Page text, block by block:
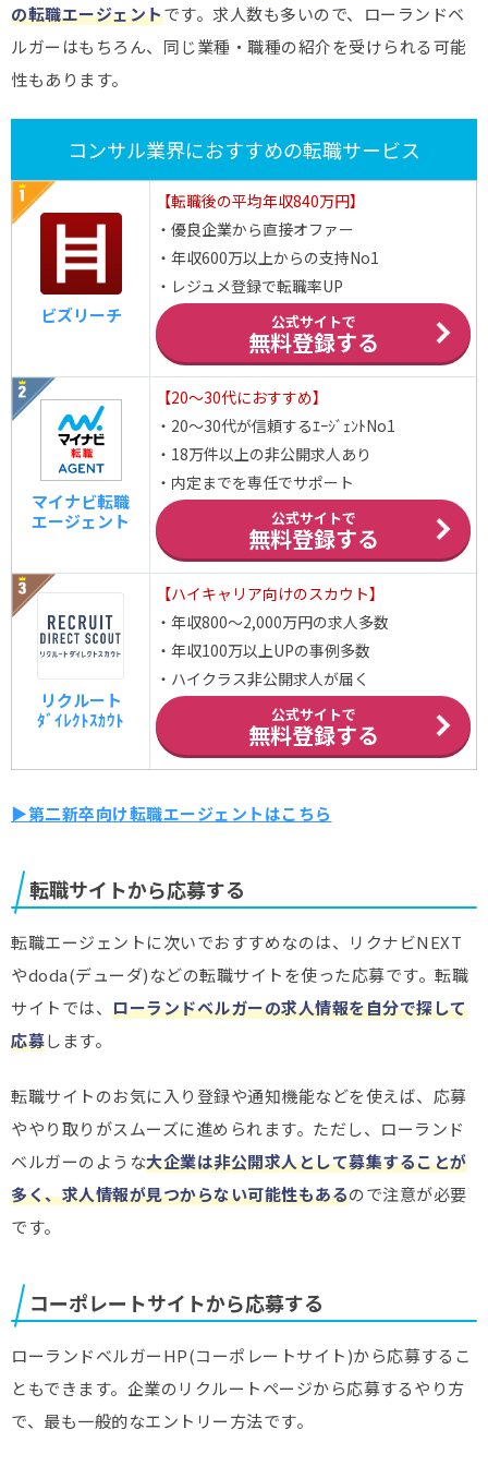
の転職エージェントです。求人数も多いので、ローランドベ
ルガーはもちろん、同じ業種・職種の紹介を受けられる可能
性もあります。
コンサル業界におすすめの転職サービス
ビズリーチ
【転職後の平均年収840万円】
・優良企業から直接オファー
・年収600万以上からの支持No1
・レジュメ登録で転職率UP
公式サイトで
無料登録する
マイナビ転職
エージェント
【20～30代におすすめ】
・20～30代が信頼するｴｰｼﾞｪﾝﾄNo1
・18万件以上の非公開求人あり
・内定までを専任でサポート
公式サイトで
無料登録する
リクルート
ﾀﾞｲﾚｸﾄｽｶｳﾄ
【ハイキャリア向けのスカウト】
・年収800～2,000万円の求人多数
・年収100万以上UPの事例多数
・ハイクラス非公開求人が届く
公式サイトで
無料登録する
▶第二新卒向け転職エージェントはこちら
転職サイトから応募する
転職エージェントに次いでおすすめなのは、リクナビNEXT
やdoda(デューダ)などの転職サイトを使った応募です。転職
サイトでは、 ローランドベルガーの求人情報を自分で探して
応募します。
転職サイトのお気に入り登録や通知機能などを使えば、応募
ややり取りがスムーズに進められます。ただし、ローランド
ベルガーのような大企業は非公開求人として募集することが
多く、求人情報が見つからない可能性もあるので注意が必要
です。
コーポレートサイトから応募する
ローランドベルガーHP(コーポレートサイト)から応募するこ
ともできます。企業のリクルートページから応募するやり方
で、最も一般的なエントリー方法です。